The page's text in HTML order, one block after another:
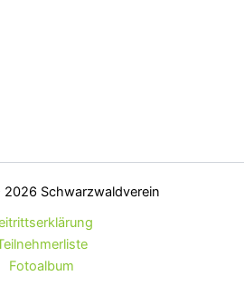
Schwarzwaldverein
Fotoalbum